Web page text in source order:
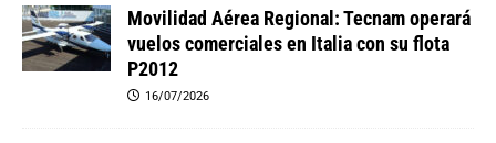
Movilidad Aérea Regional: Tecnam operará
vuelos comerciales en Italia con su flota
P2012
16/07/2026